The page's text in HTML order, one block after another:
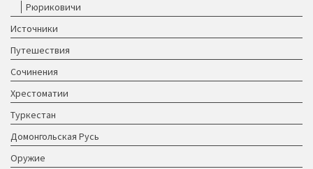
Рюриковичи
Источники
Путешествия
Сочинения
Хрестоматии
Туркестан
Домонгольская Русь
Оружие